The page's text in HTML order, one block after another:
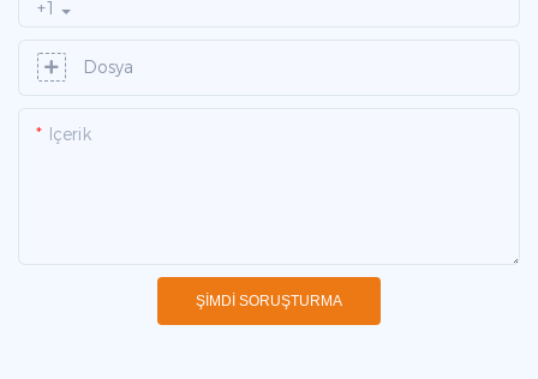
+1
Dosya
Içerik
ŞIMDI SORUŞTURMA